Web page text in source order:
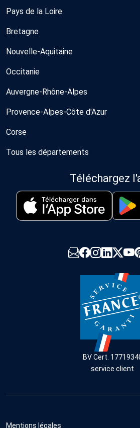
Pays de la Loire
Bretagne
Nouvelle-Aquitaine
Occitanie
Auvergne-Rhône-Alpes
Provence-Alpes-Côte d'Azur
Corse
Tous les départements
Téléchargez
BV Cert.
service client
Mentions légales